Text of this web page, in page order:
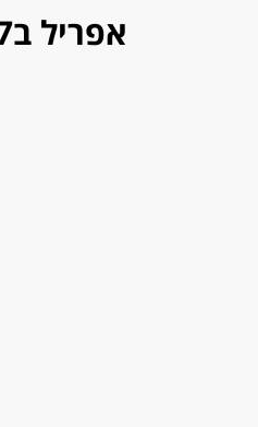
אפריל ב7, 2025